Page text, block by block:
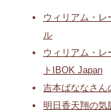
ウィリアム・レ
ル
ウィリアム・レ
トIBOK Japan
吉本ばななさん
明日香天翔の気